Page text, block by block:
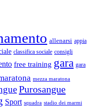
allenarsi appia
classifica sociale consigli
free training gara gara
mezza maratona
Purosangue
Sport squadra stadio dei marmi